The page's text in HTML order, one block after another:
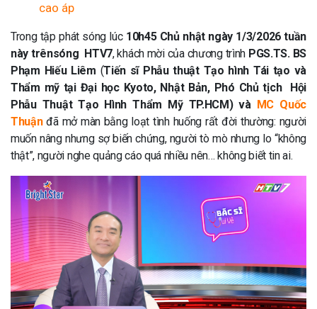
cao áp
Trong tập phát sóng lúc 10h45 Chủ nhật ngày 1/3/2026 tuần
này trênsóng HTV7, khách mời của chương trình PGS.TS. BS
Phạm Hiếu Liêm (Tiến sĩ Phẫu thuật Tạo hình Tái tạo và
Thẩm mỹ tại Đại học Kyoto, Nhật Bản, Phó Chủ tịch Hội
Phẫu Thuật Tạo Hình Thẩm Mỹ TP.HCM) và MC Quốc
Thuậnđã mở màn bằng loạt tình huống rất đời thường: người
muốn nâng nhưng sợ biến chứng, người tò mò nhưng lo “không
thật”, người nghe quảng cáo quá nhiều nên… không biết tin ai.